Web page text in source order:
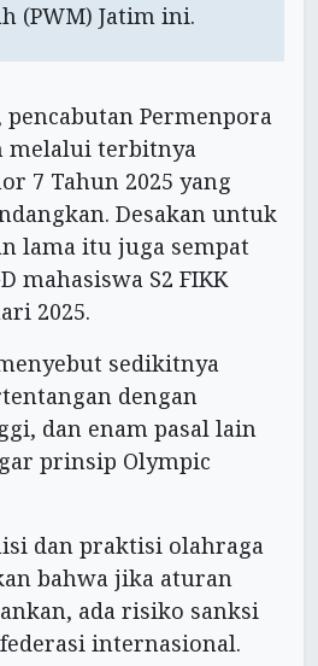
(PWM) Jatim ini.
Permenpora
melalui terbitnya
7 Tahun 2025 yang
Desakan untuk
lama itu juga sempat
mahasiswa S2 FIKK
2025.
sedikitnya
dengan
dan enam pasal lain
prinsip Olympic
dan praktisi olahraga
bahwa jika aturan
ada risiko sanksi
internasional.